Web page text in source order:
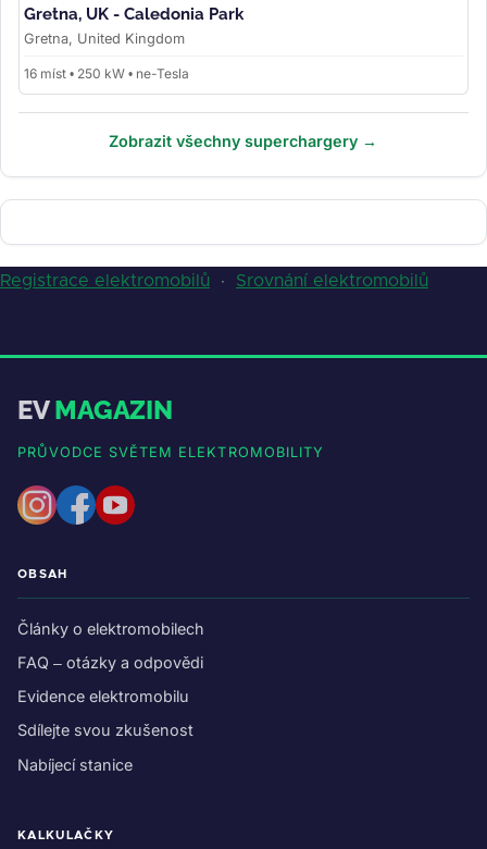
Gretna, UK - Caledonia Park
Gretna, United Kingdom
16 míst • 250 kW • ne-Tesla
Zobrazit všechny superchargery →
Registrace elektromobilů · Srovnání elektromobilů
EVMAGAZIN
PRŮVODCE SVĚTEM ELEKTROMOBILITY
OBSAH
Články o elektromobilech
FAQ – otázky a odpovědi
Evidence elektromobilu
Sdílejte svou zkušenost
Nabíjecí stanice
KALKULAČKY